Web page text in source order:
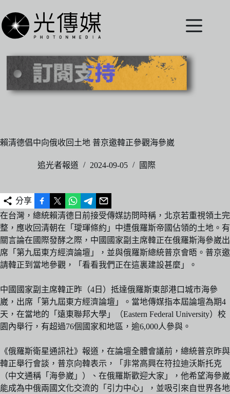
至
主
內
賴清德倡中向俄收回土地 普京邀韓正參觀海參崴
追光者報道 2024-09-05 國際
分享
在台灣，總統賴清德日前接受傳媒訪問時稱，北京若重視領土完
整，應收回清朝在「璦琿條約」中遭俄羅斯帝國佔領的土地。有
關言論在國際發酵之際，中國國家副主席韓正在俄羅斯海參崴出
席「第九屆東方經濟論壇」，並與俄羅斯總統普京會晤。普京邀
請韓正到當地參觀，「看看我們正在這裏建設甚麼」。
中國國家副主席韓正昨（4日）抵達俄羅斯東部港口城市海參
崴，出席「第九屆東方經濟論壇」。當地傳媒指本屆論壇為期4
天，在當地的「遠東聯邦大學」（Eastern Federal University）校
園內舉行，有超過76個國家和地區，逾6,000人參與。
《俄羅斯衛星通訊社》報道，在論壇全體會議前，總統普京昨與
韓正舉行會談，普京向韓表示，「非常高興在符拉迪沃斯托克
（中文通稱「海參崴」）、在俄羅斯歡迎大家」，他希望海參崴
能成為中俄兩國文化交流的「引力中心」，並吸引來自世界各地